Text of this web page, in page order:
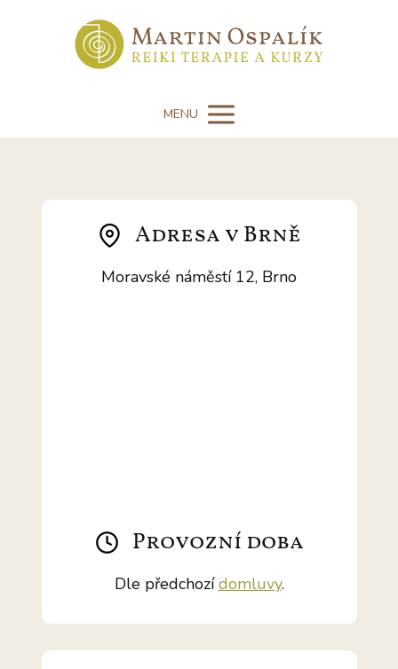
MENU
Adresa v Brně
Moravské náměstí 12, Brno
Provozní doba
Dle předchozídomluvy.